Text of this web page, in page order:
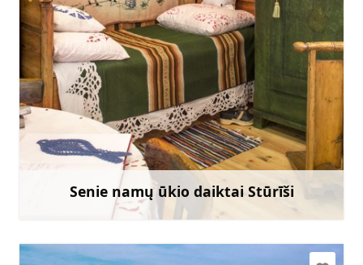
Senie namų ūkio daiktai Stūrīši
mazirbe.branki@gmail.com
+371 29469165
Sužinoti daugiau